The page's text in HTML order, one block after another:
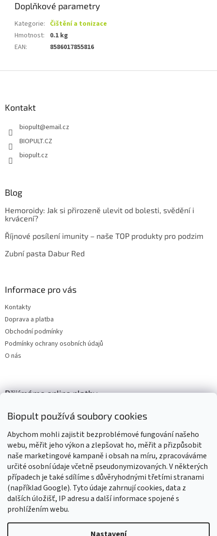
Biopult používá soubory cookies
Abychom mohli zajistit bezproblémové fungování našeho
webu, měřit jeho výkon a zlepšovat ho, měřit a přizpůsobit
naše marketingové kampaně i obsah na míru, zpracováváme
určité osobní údaje včetně pseudonymizovaných. V některých
případech je také sdílíme s důvěryhodnými třetími stranami
(například Google). Tyto údaje zahrnují cookies, data z
dalších úložišť, IP adresu a další informace spojené s
prohlížením webu.
Doplňkové parametry
Kategorie: Čištění a tonizace
Hmotnost:
0.1 kg
EAN: 8586017855816
Kontakt
biopult@email.cz
BIOPULT.CZ
biopult.cz
Blog
Hemoroidy: Jak si přirozeně ulevit od bolesti, svědění i
krvácení?
Říjnové posílení imunity – naše TOP produkty pro podzim
Zubní pasta Dabur Red
Informace pro vás
Kontakty
Doprava a platba
Obchodní podmínky
Podmínky ochrany osobních údajů
O nás
Přijímáme online platby
Výrobky označené BIO jsou certifikované kontrolní organizací CZ-
BIO-003